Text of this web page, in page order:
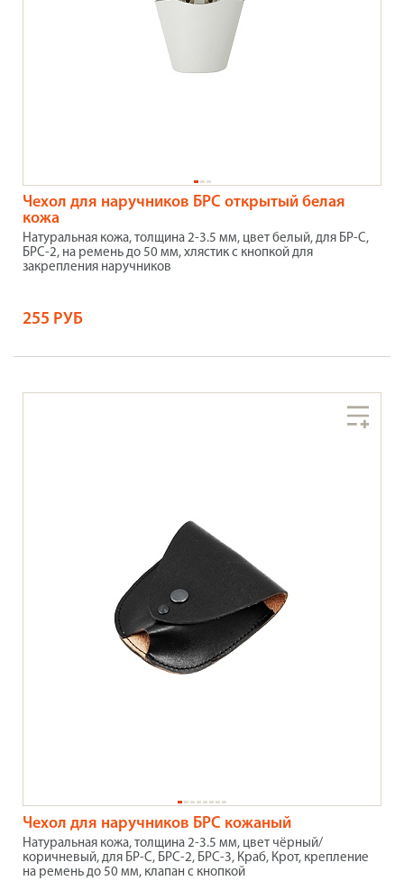
Чехол для наручников БРС открытый белая
кожа
Натуральная кожа, толщина 2-3.5 мм, цвет белый, для БР-С,
БРС-2, на ремень до 50 мм, хлястик с кнопкой для
закрепления наручников
255 РУБ
Чехол для наручников БРС кожаный
Натуральная кожа, толщина 2-3.5 мм, цвет чёрный/
коричневый, для БР-С, БРС-2, БРС-3, Краб, Крот, крепление
на ремень до 50 мм, клапан с кнопкой